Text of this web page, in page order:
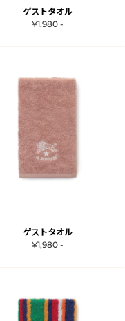
ゲストタオル
¥1,980 -
ゲストタオル
¥1,980 -